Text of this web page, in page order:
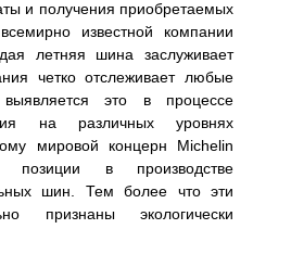
и получения приобретаемых
известной компании
летняя шина заслуживает
четко отслеживает любые
это в процессе
на различных уровнях
мировой концерн Michelin
позиции в производстве
шин. Тем более что эти
признаны экологически